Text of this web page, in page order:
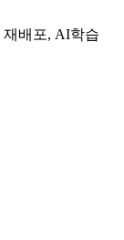
배포, AI학습